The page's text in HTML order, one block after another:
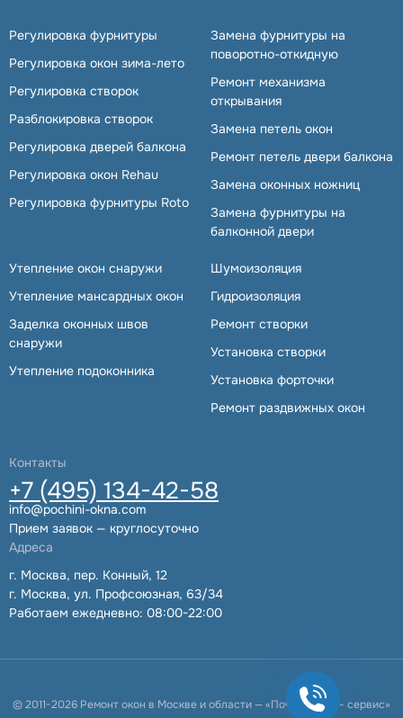
Контакты
+7 (495) 134-42-58
info@pochini-okna.com
Прием заявок — круглосуточно
Адреса
г. Москва, пер. Конный, 12
г. Москва, ул. Профсоюзная, 63/34
Работаем ежедневно: 08:00-22:00
Регулировка фурнитуры
Регулировка окон зима-лето
Регулировка створок
Разблокировка створок
Регулировка дверей балкона
Регулировка окон Rehau
Регулировка фурнитуры Roto
Замена фурнитуры на
поворотно-откидную
Ремонт механизма
открывания
Замена петель окон
Ремонт петель двери балкона
Замена оконных ножниц
Замена фурнитуры на
балконной двери
Утепление окон снаружи
Утепление мансардных окон
Заделка оконных швов
снаружи
Утепление подоконника
Шумоизоляция
Гидроизоляция
Ремонт створки
Установка створки
Установка форточки
Ремонт раздвижных окон
© 2011-2026 Ремонт окон в Москве и области — «Почини окна - сервис»
+7495
134-42-